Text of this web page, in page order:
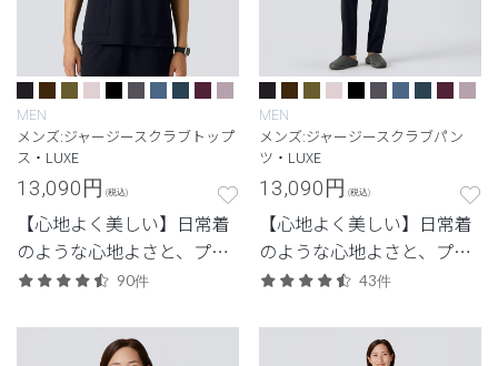
MEN
メンズ:ジャージースクラブトップ
ス・LUXE
13,090円 (税込)
【心地よく美しい】日常着
のような心地よさと、プロ
フェッショナルにふさわし
リーズ。
90件
MEN
メンズ:ジャージースクラブパン
ツ・LUXE
13,090円 (税込)
【心地よく美しい】日常着
のような心地よさと、プロ
フェッショナルにふさわし
リーズ。
43件